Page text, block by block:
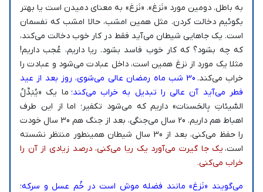
به باطل. دومین مورد «نَزغ». «نَزغ» به معنای دمیدن است یا بهتر
بگوئیم دخالت کردن. مثل همین امشب، حالا امشب که نفسمان
است. یک جاهایی شیطان می‌آید فقط در کار خوب دخالت می‌کند،
که چه بشود؟ که کار خوب فاسد بشود. ریا داریم، عُجب داریم!
مثلا یک مورد از نزغ همین است، داخل عبادت می‌شود و عبادت را
خراب می‌کند.
30 شب ماه رمضان عالی می‌شوی، روز بعد از عید
فطر می‌آید آن عالی را تبدیل به خراب می‌کند؛ ما یک «یُبَدِّلُ
السَّیئاتِ بِالحَسنات» داریم که می‌شود تکفیر؛ اما از این طرف
اهباط هم داریم. 20 سال می‌جنگی، بعد از جنگ هم 30 سال خودت
را حفظ می‌کنی، بعد از 30 سال شیطان همینطور منتظر نشسته
است، یک جا گیرت می‌آورد یک ریا می‌کنی، درصد زیادی از آن را
خراب می‌کنی.
می‌گویند «نَزغ» مانند فضله موش است در خُم عسل و سرکه؛